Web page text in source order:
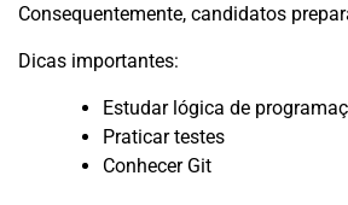
Consequentemente, candidatos
Dicas importantes:
Estudar lógica de
Praticar testes
Conhecer Git